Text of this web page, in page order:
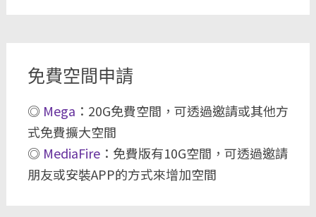
免費空間申請
◎ Mega ：20G免費空間，可透過邀請或其他方
式免費擴大空間
◎ MediaFire：免費版有10G空間，可透過邀請
朋友或安裝APP的方式來增加空間